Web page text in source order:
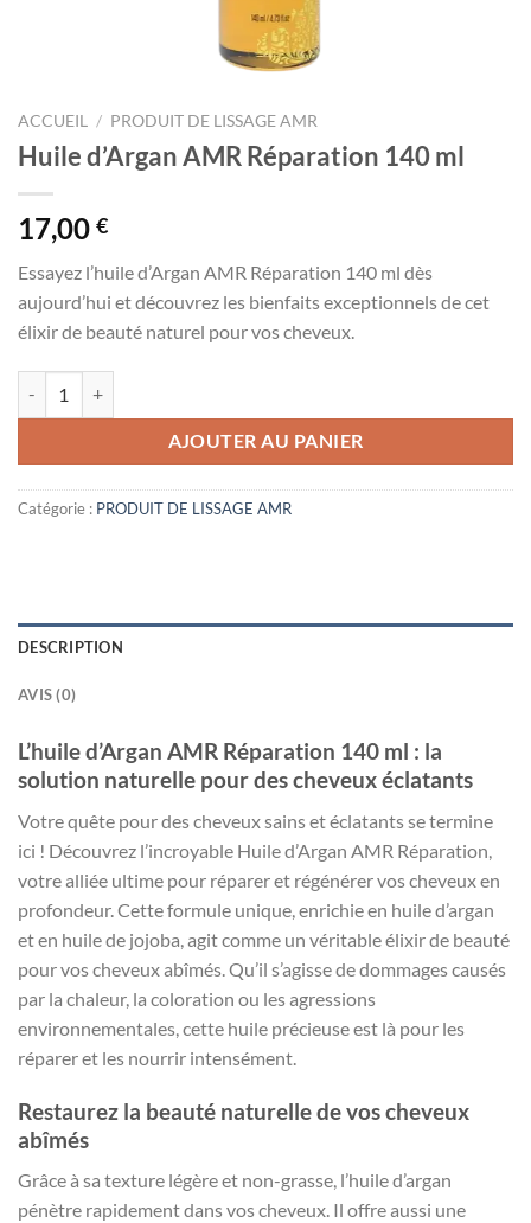
ACCUEIL / PRODUIT DE LISSAGE AMR
Huile d’Argan AMR Réparation 140 ml
17,00 €
Essayez l’huile d’Argan AMR Réparation 140 ml dès
aujourd’hui et découvrez les bienfaits exceptionnels de cet
élixir de beauté naturel pour vos cheveux.
AJOUTER AU PANIER
Catégorie : PRODUIT DE LISSAGE AMR
DESCRIPTION
AVIS (0)
L’huile d’Argan AMR Réparation 140 ml : la
solution naturelle pour des cheveux éclatants
Votre quête pour des cheveux sains et éclatants se termine
ici ! Découvrez l’incroyable Huile d’Argan AMR Réparation,
votre alliée ultime pour réparer et régénérer vos cheveux en
profondeur. Cette formule unique, enrichie en huile d’argan
et en huile de jojoba, agit comme un véritable élixir de beauté
pour vos cheveux abîmés. Qu’il s’agisse de dommages causés
par la chaleur, la coloration ou les agressions
environnementales, cette huile précieuse est là pour les
réparer et les nourrir intensément.
Restaurez la beauté naturelle de vos cheveux
abîmés
Grâce à sa texture légère et non-grasse, l’huile d’argan
pénètre rapidement dans vos cheveux. Il offre aussi une